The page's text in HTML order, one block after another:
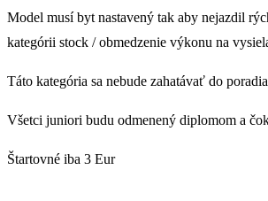
Model musí byt nastavený tak aby nejazdil
kategórii stock / obmedzenie výkonu na
Táto kategória sa nebude zahatávať do
Všetci juniori budu odmenený diplomom a
Štartovné iba 3 Eur